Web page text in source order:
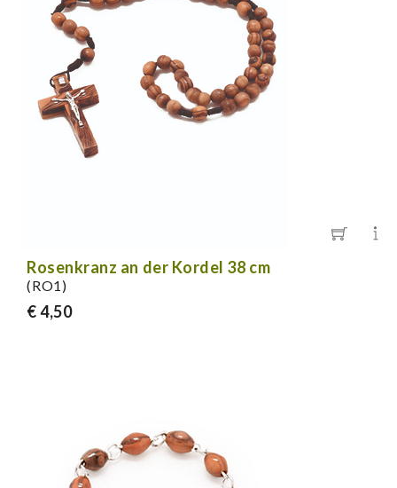
Rosenkranz an der Kordel 38 cm
(RO1)
€ 4,50